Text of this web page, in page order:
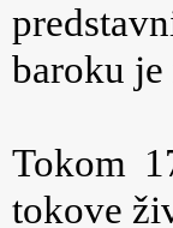
baroku je
Tokom
tokove